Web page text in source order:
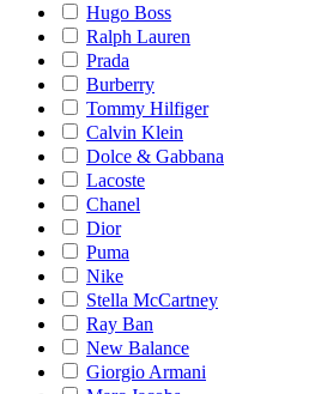
Hugo Boss
Ralph Lauren
Prada
Burberry
Tommy Hilfiger
Calvin Klein
Dolce & Gabbana
Lacoste
Chanel
Dior
Puma
Nike
Stella McCartney
Ray Ban
New Balance
Giorgio Armani